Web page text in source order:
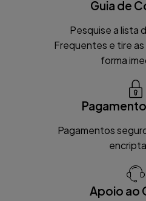
Guia de
Pesquise a lista
Frequentes e tire
forma
Pagamentos
Apoio ao